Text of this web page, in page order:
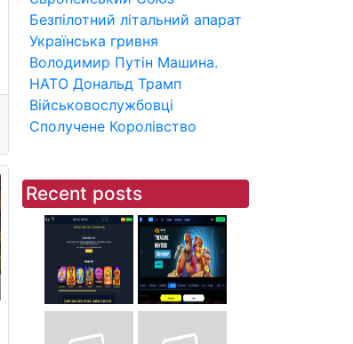
Безпілотний літальний апарат
Українська гривня
Володимир Путін Машина.
НАТО Дональд Трамп
Військовослужбовці
Сполучене Королівство
Recent posts